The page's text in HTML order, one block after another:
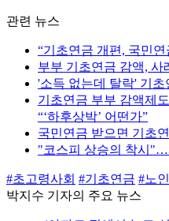
관련 뉴스
“기초연금 개편, 국민
부부 기초연금 감액, 사
'소득 없는데 탈락' 기
기초연금 부부 감액제
“‘하후상박’ 어떤가”
국민연금 받으면 기초
"코스피 상승의 착시"…
#초고령사회 #기초연금 #노
박지수 기자의 주요 뉴스